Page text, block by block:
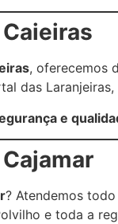
, oferecemos
das
e
? Atendemos
e toda a